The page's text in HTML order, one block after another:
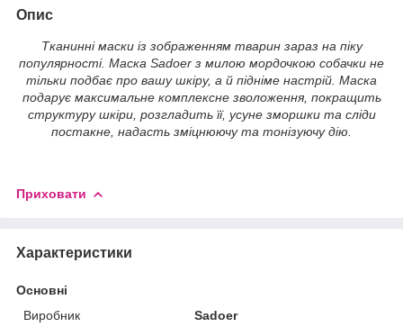
Опис
Тканинні маски із зображенням тварин зараз на піку
популярності. Маска Sadoer з милою мордочкою собачки не
тільки подбає про вашу шкіру, а й підніме настрій. Маска
подарує максимальне комплексне зволоження, покращить
структуру шкіри, розгладить її, усуне зморшки та сліди
постакне, надасть зміцнюючу та тонізуючу дію.
Приховати
Характеристики
Основні
Виробник
Sadoer